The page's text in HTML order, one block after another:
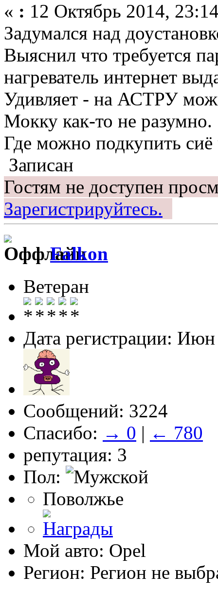
« : 12 Октябрь 2014,
Задумался над
Выяснил что требуется
нагреватель интернет
Удивляет - на АСТРУ
Мокку как-то не разумно.
Где можно подкупить сиё
Записан
Гостям не доступен
Зарегистрируйтесь.
Falkon
Ветеран
Дата регистрации:
Сообщений: 3224
Спасибо: → 0 | ← 780
репутация: 3
Пол:
Поволжье
Мой авто: Opel
Регион: Регион не